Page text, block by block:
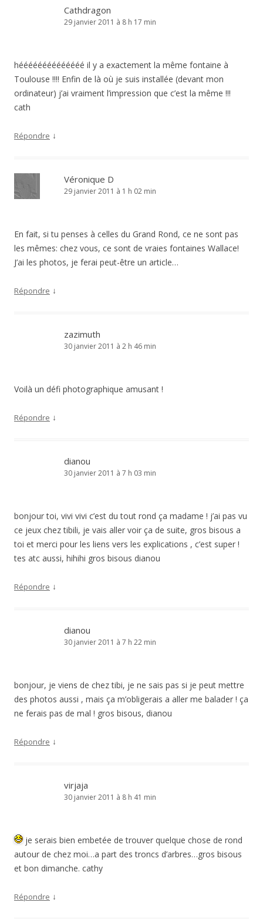
Cathdragon
29 janvier 2011 à 8 h 17 min
héééééééééééééé il y a exactement la même fontaine à
Toulouse !!!! Enfin de là où je suis installée (devant mon
ordinateur) j’ai vraiment l’impression que c’est la même !!!
cath
Répondre ↓
Véronique D
29 janvier 2011 à 1 h 02 min
En fait, si tu penses à celles du Grand Rond, ce ne sont pas
les mêmes: chez vous, ce sont de vraies fontaines Wallace!
J’ai les photos, je ferai peut-être un article…
Répondre ↓
zazimuth
30 janvier 2011 à 2 h 46 min
Voilà un défi photographique amusant !
Répondre ↓
dianou
30 janvier 2011 à 7 h 03 min
bonjour toi, vivi vivi c’est du tout rond ça madame ! j’ai pas vu
ce jeux chez tibili, je vais aller voir ça de suite, gros bisous a
toi et merci pour les liens vers les explications , c’est super !
tes atc aussi, hihihi gros bisous dianou
Répondre ↓
dianou
30 janvier 2011 à 7 h 22 min
bonjour, je viens de chez tibi, je ne sais pas si je peut mettre
des photos aussi , mais ça m’obligerais a aller me balader ! ça
ne ferais pas de mal ! gros bisous, dianou
Répondre ↓
virjaja
30 janvier 2011 à 8 h 41 min
je serais bien embetée de trouver quelque chose de rond
autour de chez moi…a part des troncs d’arbres…gros bisous
et bon dimanche. cathy
Répondre ↓